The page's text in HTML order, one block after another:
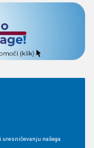
uresničevanju našega